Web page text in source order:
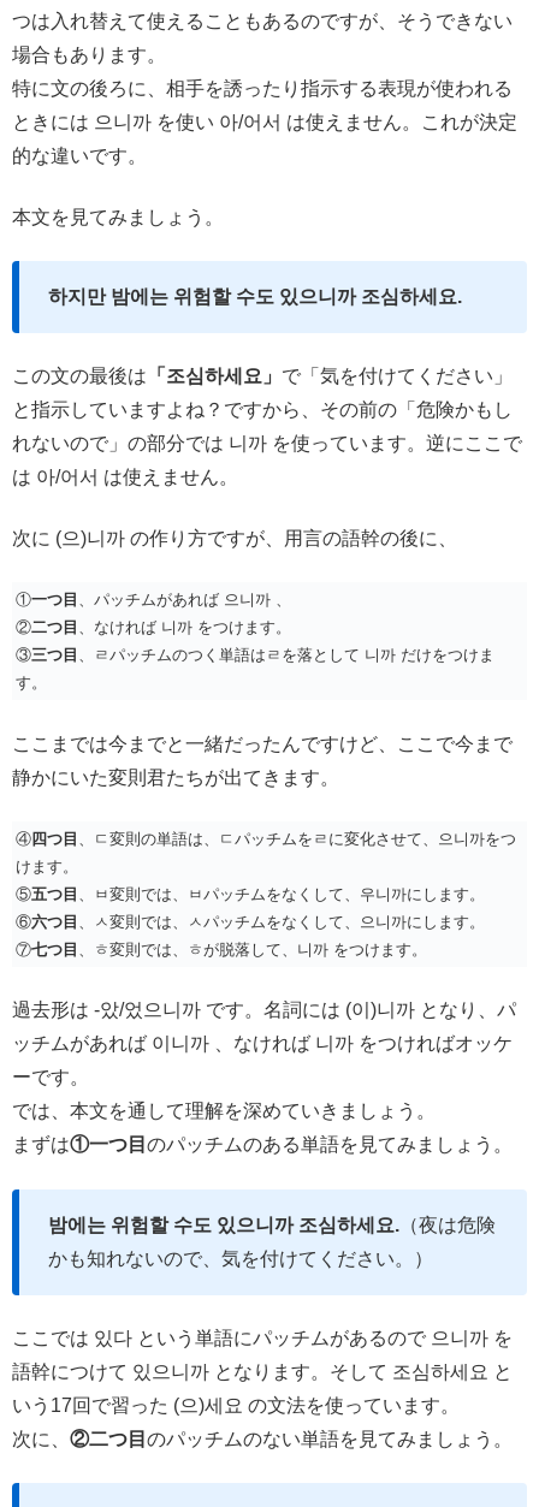
つは入れ替えて使えることもあるのですが、そうできない
場合もあります。
特に文の後ろに、相手を誘ったり指示する表現が使われる
ときには 으니까 を使い 아/어서 は使えません。これが決定
的な違いです。
本文を見てみましょう。
하지만 밤에는 위험할 수도 있으니까 조심하세요.
この文の最後は 「조심하세요」 で「気を付けてください」
と指示していますよね？ですから、その前の「危険かもし
れないので」の部分では 니까 を使っています。逆にここで
は 아/어서 は使えません。
次に (으)니까 の作り方ですが、用言の語幹の後に、
①一つ目 、パッチムがあれば 으니까 、
②二つ目 、なければ 니까 をつけます。
③三つ目 、ㄹパッチムのつく単語はㄹを落として 니까 だけをつけま
す。
ここまでは今までと一緒だったんですけど、ここで今まで
静かにいた変則君たちが出てきます。
④ 四つ目
、ㄷ変則の単語は、ㄷパッチムをㄹに変化させて、으니까をつ
けます。
⑤五つ目
、ㅂ変則では、ㅂパッチムをなくして、우니까にします。
⑥六つ目
、ㅅ変則では、ㅅパッチムをなくして、으니까にします。
⑦七つ目 、ㅎ変則では、ㅎが脱落して、니까 をつけます。
過去形は -았/었으니까 です。名詞には (이)니까 となり、パ
ッチムがあれば 이니까 、なければ 니까 をつければオッケ
ーです。
では、本文を通して理解を深めていきましょう。
まずは①一つ目 のパッチムのある単語を見てみましょう。
밤에는 위험할 수도 있으니까 조심하세요. （夜は危険
かも知れないので、気を付けてください。）
ここでは 있다 という単語にパッチムがあるので 으니까 を
語幹につけて 있으니까 となります。そして 조심하세요 と
いう17回で習った (으)세요 の文法を使っています。
次に、 ②二つ目 のパッチムのない単語を見てみましょう。